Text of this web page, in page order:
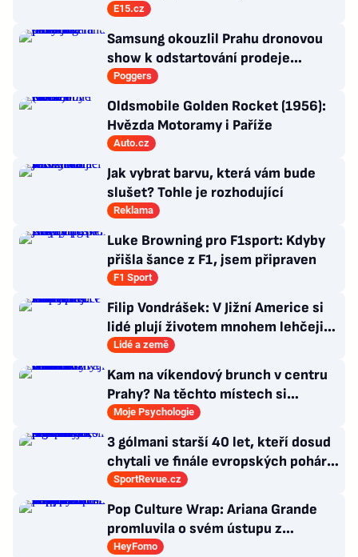
Amerika hlavně sama sebe
E15.cz
Samsung okouzlil Prahu dronovou
show k odstartování prodeje
nových produktů
Poggers
Oldsmobile Golden Rocket (1956):
Hvězda Motoramy i Paříže
Auto.cz
Jak vybrat barvu, která vám bude
slušet? Tohle je rozhodující
Reklama
Luke Browning pro F1sport: Kdyby
přišla šance z F1, jsem připraven
F1 Sport
Filip Vondrášek: V Jižní Americe si
lidé plují životem mnohem lehčeji,
věci tolik neřeší
Lidé a země
Kam na víkendový brunch v centru
Prahy? Na těchto místech si
dlouhou snídani užívají i místní
Moje Psychologie
3 gólmani starší 40 let, kteří dosud
chytali ve finále evropských pohárů.
Všichni odešli ze hřiště jako
poražení
SportRevue.cz
Pop Culture Wrap: Ariana Grande
promluvila o svém ústupu z
veřejného života a Sophia z
HeyFomo